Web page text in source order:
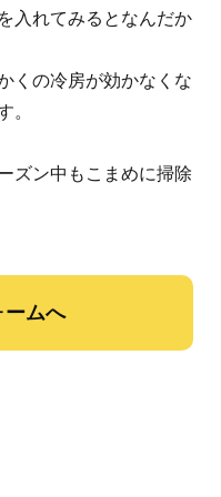
入れてみるとなんだか
くの冷房が効かなくな
。
ズン中もこまめに掃除
ームへ